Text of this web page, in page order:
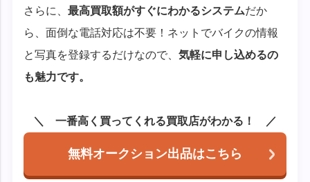
さらに、最高買取額がすぐにわかるシステムだか
ら、面倒な電話対応は不要！ネットでバイクの情報
と写真を登録するだけなので、気軽に申し込めるの
も魅力です。
一番高く買ってくれる買取店がわかる！
無料オークション出品はこちら